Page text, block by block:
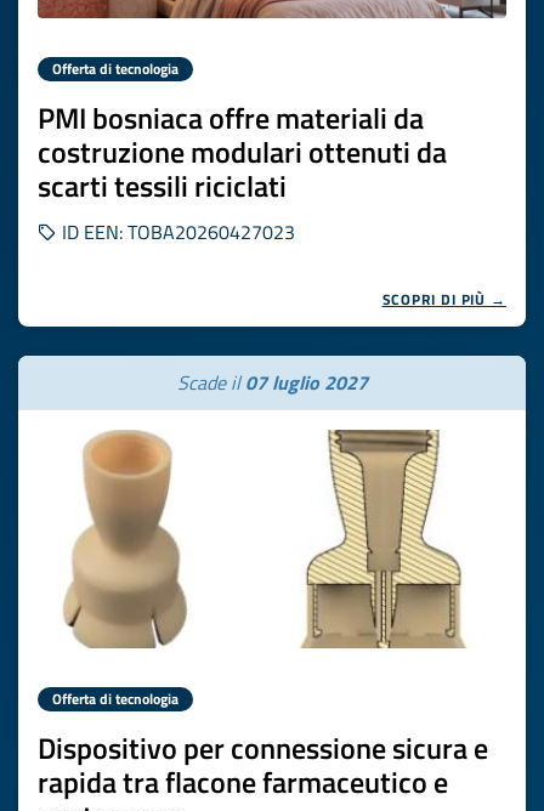
Offerta di tecnologia
PMI bosniaca offre materiali da
costruzione modulari ottenuti da
scarti tessili riciclati
ID EEN: TOBA20260427023
SCOPRI DI PIÙ →
Scade il07 luglio 2027
Offerta di tecnologia
Dispositivo per connessione sicura e
rapida tra flacone farmaceutico e